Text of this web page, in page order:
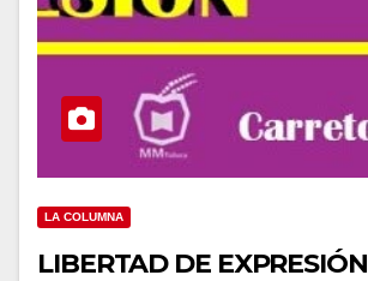
LA COLUMNA
LIBERTAD DE EXPRESIÓN EL